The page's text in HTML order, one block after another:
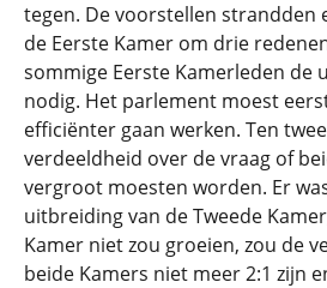
tegen. De voorstellen strandden
de Eerste Kamer om drie
sommige Eerste Kamerleden de
nodig. Het parlement moest
efficiënter gaan werken. Ten
verdeeldheid over de vraag of
vergroot moesten worden. Er
uitbreiding van de Tweede
Kamer niet zou groeien, zou de
beide Kamers niet meer 2:1 zijn